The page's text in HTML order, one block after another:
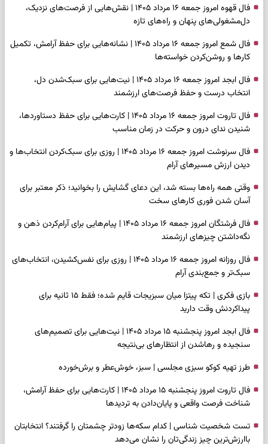
فال قهوه امروز جمعه ۱۶ مرداد ۱۴۰۵ | نقش‌هایی از فرصت‌های نزدیک،
دل‌مشغولی‌های پنهان و راه‌های تازه
فال شمع امروز جمعه ۱۶ مرداد ۱۴۰۵ | نشانه‌هایی برای حفظ آرامش، تکمیل
کارها و روشن‌کردن خواسته‌ها
فال ابجد امروز جمعه ۱۶ مرداد ۱۴۰۵ | نیت‌هایی برای سبک‌شدن دل،
انتخاب درست و حفظ فرصت‌های ارزشمند
فال تاروت امروز جمعه ۱۶ مرداد ۱۴۰۵ | کارت‌هایی برای حفظ دستاوردها،
شنیدن ندای درون و حرکت در زمان مناسب
فال سرنوشت امروز جمعه ۱۶ مرداد ۱۴۰۵ | روزی برای سبک‌کردن انتخاب‌ها و
دیدن ارزش مسیرهای آرام
وقتی همه راه‌ها بسته شد، این دعای گشایش را بخوانید؛ ذکر معتبر برای
آسان شدن فوری کارهای سخت
فال فرشتگان امروز جمعه ۱۶ مرداد ۱۴۰۵ | پیام‌هایی برای آرام‌کردن ذهن و
نگه‌داشتن چیزهای ارزشمند
فال روزانه امروز جمعه ۱۶ مرداد ۱۴۰۵ | روزی برای نفس‌کشیدن، انتخاب‌های
سبک‌تر و جمع‌بندی آرام
بازی فکری | تکه پیتزا میان سبزیجات قایم شده؛ فقط ۱۵ ثانیه برای
پیداکردنش وقت دارید
فال ابجد امروز پنجشنبه ۱۵ مرداد ۱۴۰۵ | نیت‌هایی برای تصمیم‌های
سنجیده و رهاشدن از انتظارهای بی‌نتیجه
طرز تهیه کوکو سبزی مجلسی | سبز، خوش‌عطر و برش‌خورده
فال تاروت امروز پنجشنبه ۱۵ مرداد ۱۴۰۵ | کارت‌هایی برای حفظ آرامش،
شناخت فرصت واقعی و پایان‌دادن به تردیدها
تست شخصیت شناسی | کدام سکه‌ها زودتر چشمتان را گرفتند؟ انتخابتان
باارزش‌ترین چیز زندگی‌تان را نشان می‌دهد